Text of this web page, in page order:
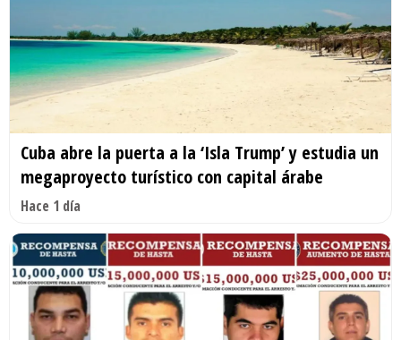
Cuba abre la puerta a la ‘Isla Trump’ y estudia un
megaproyecto turístico con capital árabe
Hace 1 día